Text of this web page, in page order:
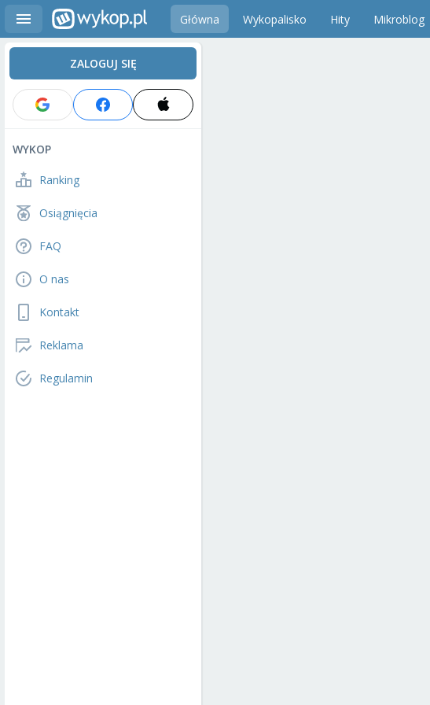
Główna Wykopalisko Hity Mikroblog
ZALOGUJ SIĘ
WYKOP
Ranking
Osiągnięcia
FAQ
O nas
Kontakt
Reklama
Regulamin